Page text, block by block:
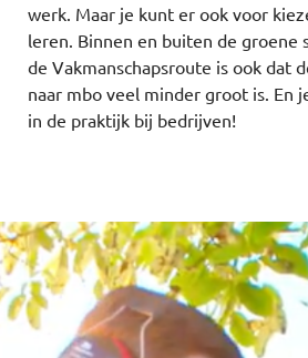
werk. Maar je kunt er ook voor
leren. Binnen en buiten de groene
de Vakmanschapsroute is ook dat
naar mbo veel minder groot is. En
in de praktijk bij bedrijven!